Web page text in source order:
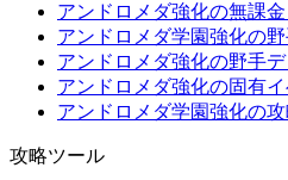
アンドロメダ強化の無課
アンドロメダ学園強化の
アンドロメダ強化の野手
アンドロメダ強化の固有
アンドロメダ学園強化の
攻略ツール